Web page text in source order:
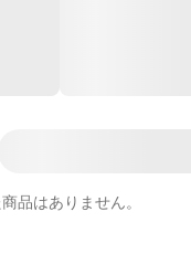
品はありません。